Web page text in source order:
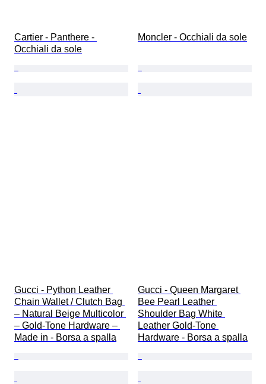
Cartier - Panthere -
Occhiali da sole
Moncler - Occhiali da sole
Gucci - Python Leather
Chain Wallet / Clutch Bag
– Natural Beige Multicolor
– Gold-Tone Hardware –
Made in - Borsa a spalla
Gucci - Queen Margaret
Bee Pearl Leather
Shoulder Bag White
Leather Gold-Tone
Hardware - Borsa a spalla